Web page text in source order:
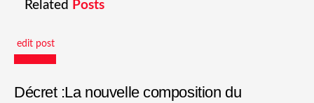
Related Posts
edit post
Décret :La nouvelle composition du